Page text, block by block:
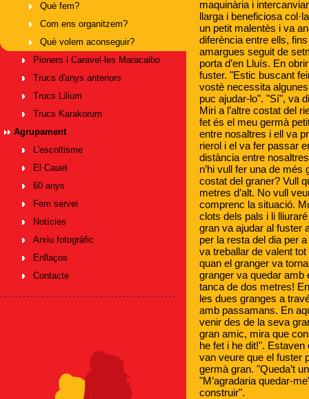
Què fem?
Com ens organitzem?
Què volem aconseguir?
Pioners i Caravel·les Maracaibo
Trucs d'anys anteriors
Trucs Lilium
Trucs Karakorum
Agrupament
L'escoltisme
El Cauet
60 anys
Fem servei
Notícies
Arxiu fotogràfic
Enllaços
Contacte
maquinària i
llarga i beneficiosa
un petit malentès i va
diferència entre ells,
amargues seguit de
porta d’en Lluís. En
fuster. "Estic buscant
vostè necessita
puc ajudar-lo". "Sí", va
Miri a l’altre costat del
fet és el meu germà
entre nosaltres i ell va
rierol i el va fer passar
distància entre
n’hi vull fer una de
costat del graner? Vull
metres d’alt. No vull
comprenc la situació.
clots dels pals i li
gran va ajudar al fuster
per la resta del dia per
va treballar de valent
quan el granger va
granger va quedar amb
tanca de dos metres!
les dues granges a
amb passamans. En
venir des de la seva
gran amic, mira que
he fet i he dit!".
van veure que el fuster
germà gran. "Queda’t
"M’agradaria quedar-
construir".